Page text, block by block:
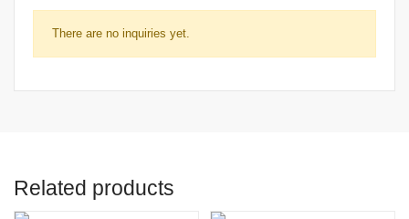
There are no inquiries yet.
Related products